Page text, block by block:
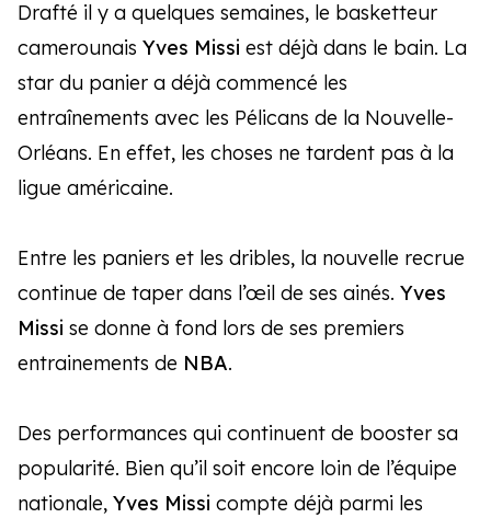
Drafté il y a quelques semaines, le basketteur
camerounais Yves Missi est déjà dans le bain. La
star du panier a déjà commencé les
entraînements avec les Pélicans de la Nouvelle-
Orléans. En effet, les choses ne tardent pas à la
ligue américaine.
Entre les paniers et les dribles, la nouvelle recrue
continue de taper dans l’œil de ses ainés. Yves
Missi se donne à fond lors de ses premiers
entrainements de NBA.
Des performances qui continuent de booster sa
popularité. Bien qu’il soit encore loin de l’équipe
nationale, Yves Missi compte déjà parmi les